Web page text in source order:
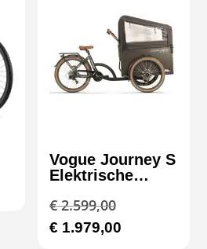
Vogue Journey S
Elektrische
€2.599,00
prijs
€ 1.979,00